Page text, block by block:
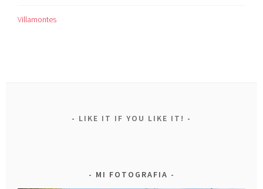
Villamontes
LIKE IT IF YOU LIKE IT!
MI FOTOGRAFIA